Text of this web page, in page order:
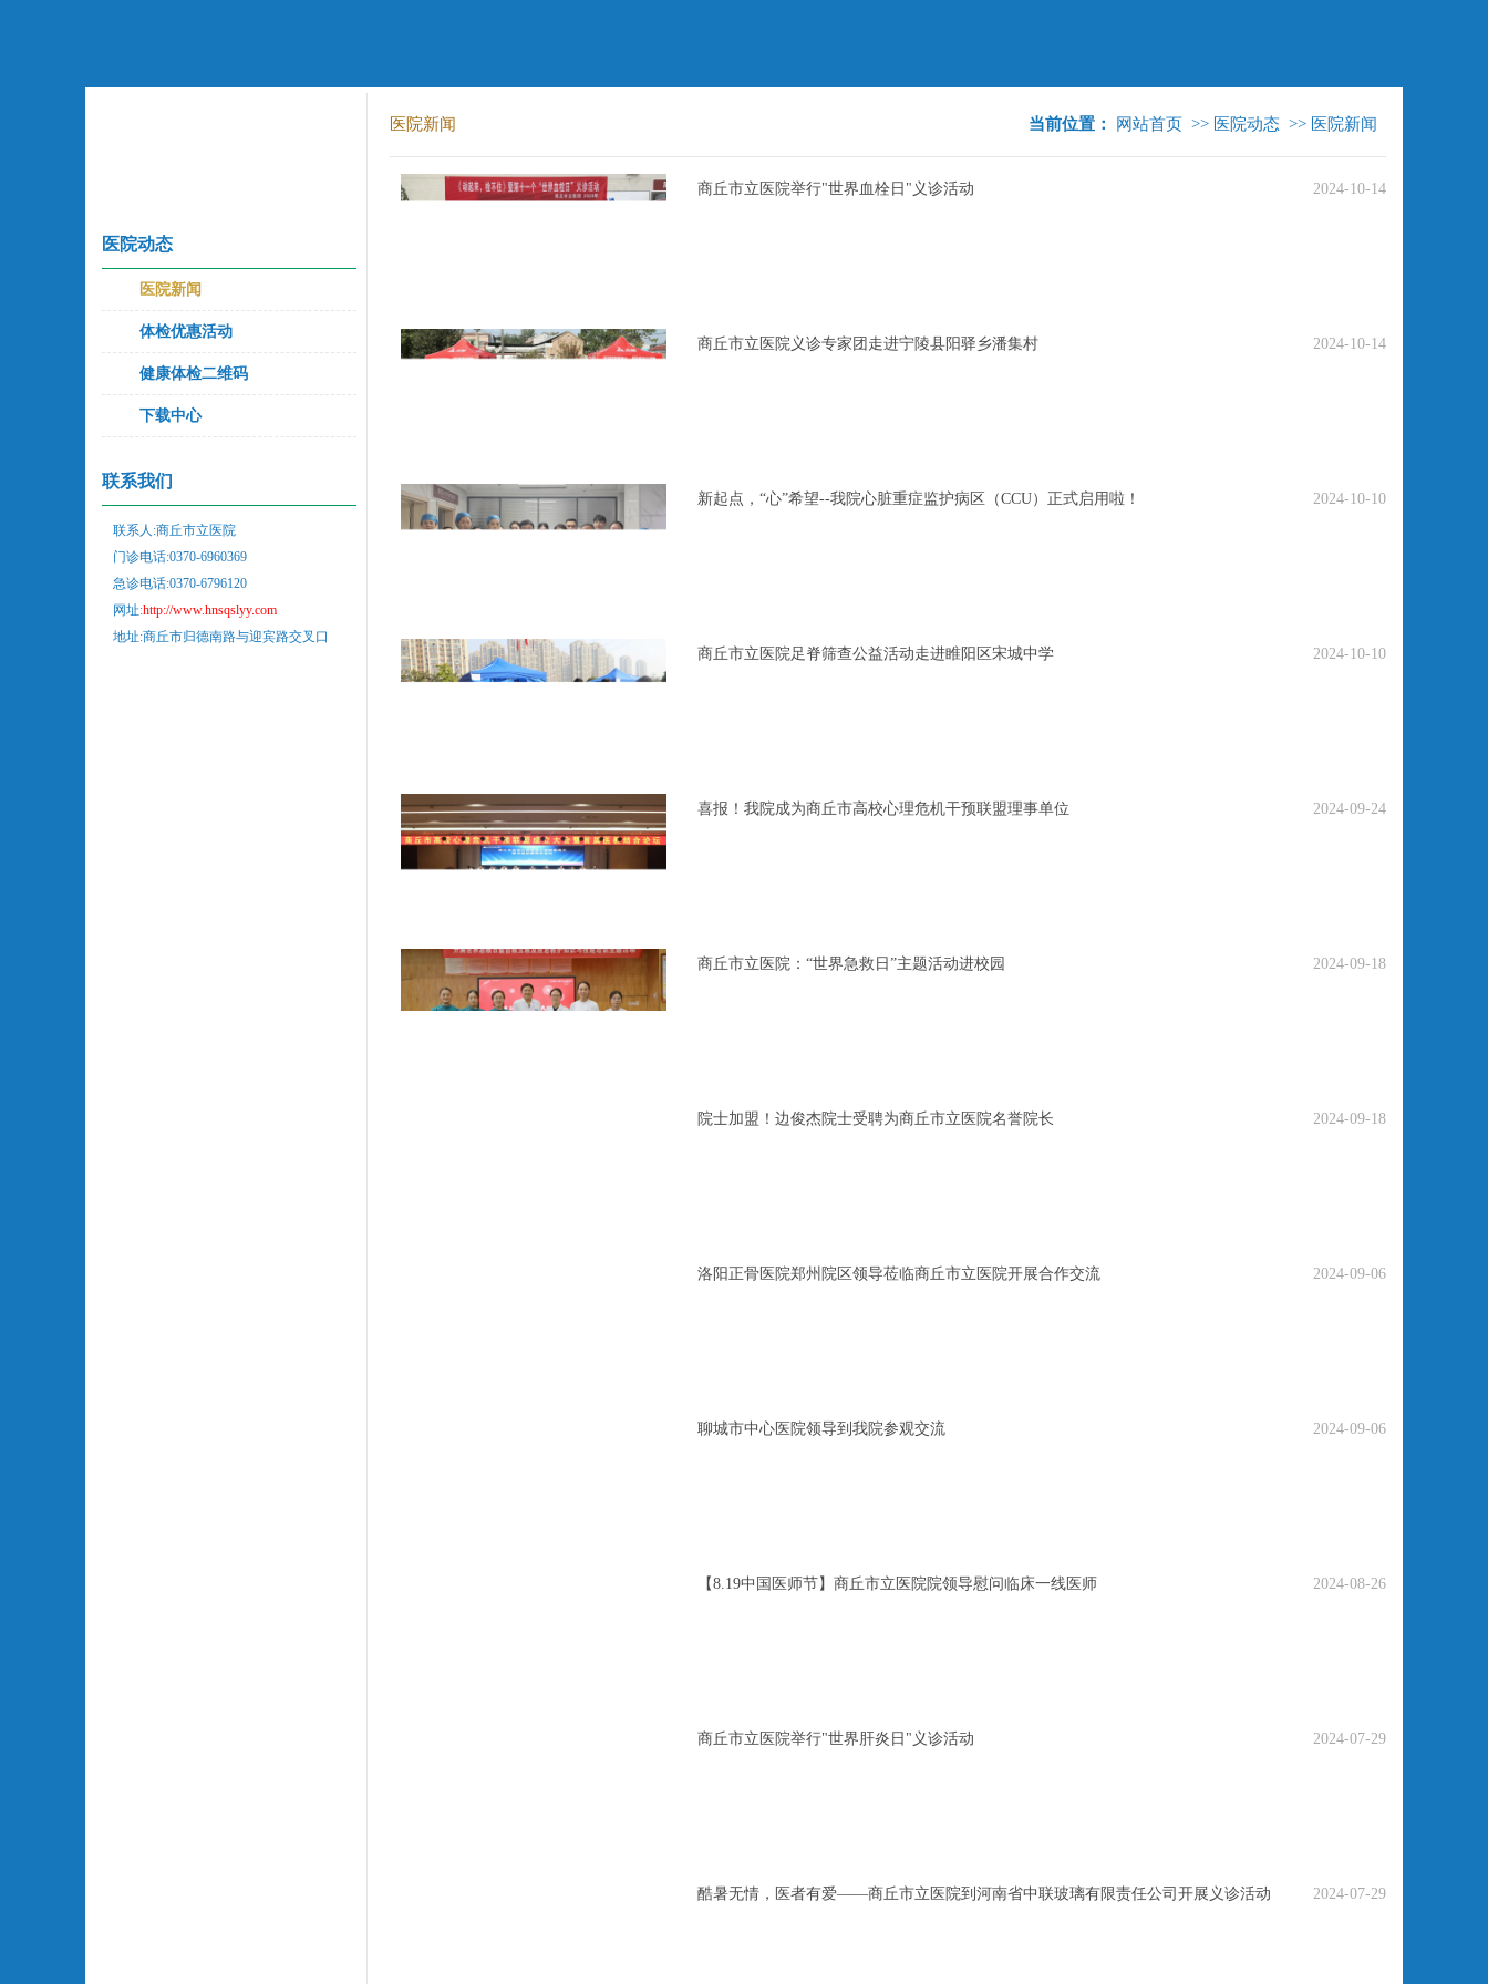
医院动态
医院新闻
体检优惠活动
健康体检二维码
下载中心
联系我们
联系人:商丘市立医院
门诊电话:0370-6960369
急诊电话:0370-6796120
网址:http://www.hnsqslyy.com
地址:商丘市归德南路与迎宾路交叉口
医院新闻 当前位置： 网站首页 >> 医院动态 >> 医院新闻
2024-10-14
商丘市立医院举行"世界血栓日"义诊活动
2024-10-14
商丘市立医院义诊专家团走进宁陵县阳驿乡潘集村
2024-10-10
新起点，“心”希望--我院心脏重症监护病区（CCU）正式启用啦！
2024-10-10
商丘市立医院足脊筛查公益活动走进睢阳区宋城中学
2024-09-24
喜报！我院成为商丘市高校心理危机干预联盟理事单位
2024-09-18
商丘市立医院：“世界急救日”主题活动进校园
2024-09-18
院士加盟！边俊杰院士受聘为商丘市立医院名誉院长
2024-09-06
洛阳正骨医院郑州院区领导莅临商丘市立医院开展合作交流
2024-09-06
聊城市中心医院领导到我院参观交流
2024-08-26
【8.19中国医师节】商丘市立医院院领导慰问临床一线医师
2024-07-29
商丘市立医院举行"世界肝炎日"义诊活动
2024-07-29
酷暑无情，医者有爱——商丘市立医院到河南省中联玻璃有限责任公司开展义诊活动